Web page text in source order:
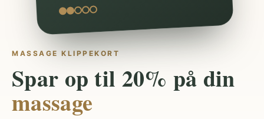
MASSAGE KLIPPEKORT
Spar op til 20% på din
massage